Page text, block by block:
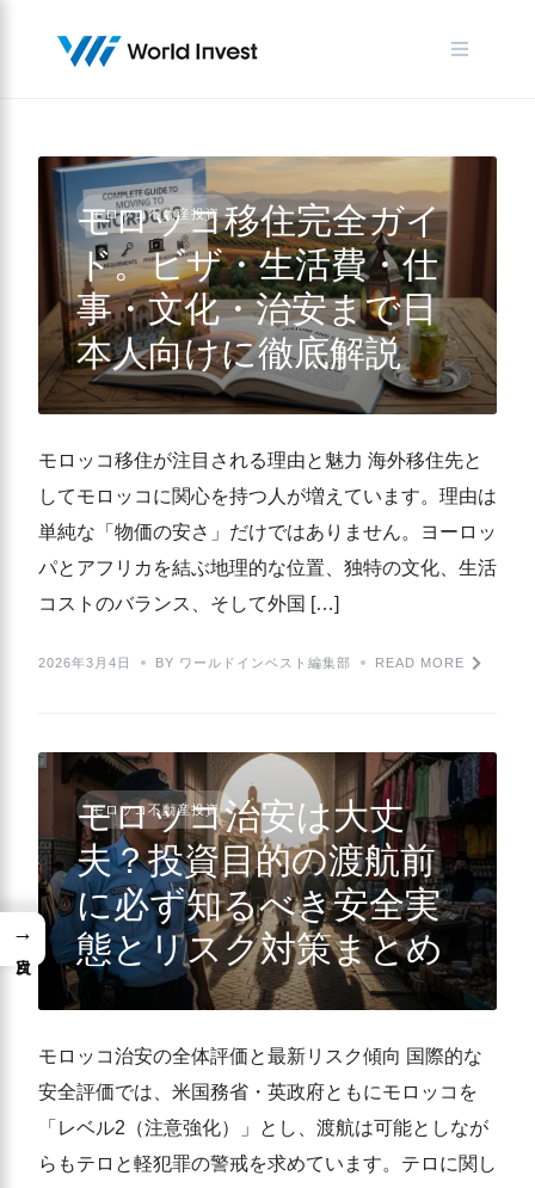
モロッコ不動産投資
モロッコ移住完全ガイ
ド。ビザ・生活費・仕
事・文化・治安まで日
本人向けに徹底解説
モロッコ移住が注目される理由と魅力 海外移住先と
してモロッコに関心を持つ人が増えています。理由は
単純な「物価の安さ」だけではありません。ヨーロッ
パとアフリカを結ぶ地理的な位置、独特の文化、生活
コストのバランス、そして外国 […]
2026年3月4日 BY ワールドインベスト編集部 READ MORE
モロッコ不動産投資
モロッコ治安は大丈
夫？投資目的の渡航前
に必ず知るべき安全実
態とリスク対策まとめ
モロッコ治安の全体評価と最新リスク傾向 国際的な
安全評価では、米国務省・英政府ともにモロッコを
「レベル2（注意強化）」とし、渡航は可能としなが
らもテロと軽犯罪の警戒を求めています。テロに関し
→